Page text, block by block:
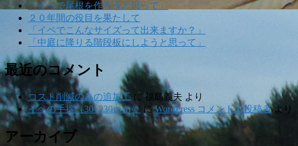
完
成
に
「イペで尾根を作ろうと思って」
２０年間の役目を果たして
「イペでこんなサイズって出来ますか？」
「中庭に降りる階段板にしようと思って」
最近のコメント
コスト削減の為の追加工 に 福島義夫 より
イペの手摺（30×230ｍｍ） にWordPress コメントの投稿者より
アーカイブ